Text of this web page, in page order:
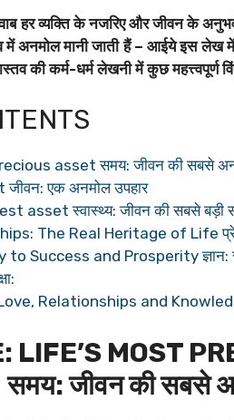
हर व्यक्ति के नजरिए और जीवन के
अनमोल मानी जाती हैं – आईये इस लेख में
की कर्म-धर्म लेखनी में कुछ महत्त्वपूर्ण
asset समय: जीवन की सबसे
एक अनमोल उपहार
asset स्वास्थ्य: जीवन की सबसे बड़ी
The Real Heritage of Life प्रेम
Success and Prosperity ज्ञान:
Relationships and Knowledge
LIFE’S MOST
समय: जीवन की सबसे